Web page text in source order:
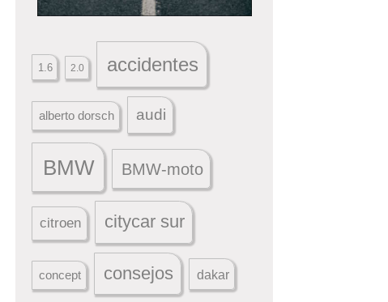
1.6 2.0 accidentes
alberto dorsch audi
BMW BMW-moto
citroen citycar sur
concept consejos dakar